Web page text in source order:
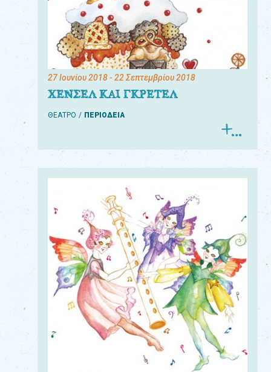
27 Ιουνίου 2018- 22 Σεπτεμβρίου 2018
ΧΕΝΣΕΛ ΚΑΙ ΓΚΡΕΤΕΛ
ΘΕΑΤΡΟ ΠΕΡΙΟΔΕΙΑ